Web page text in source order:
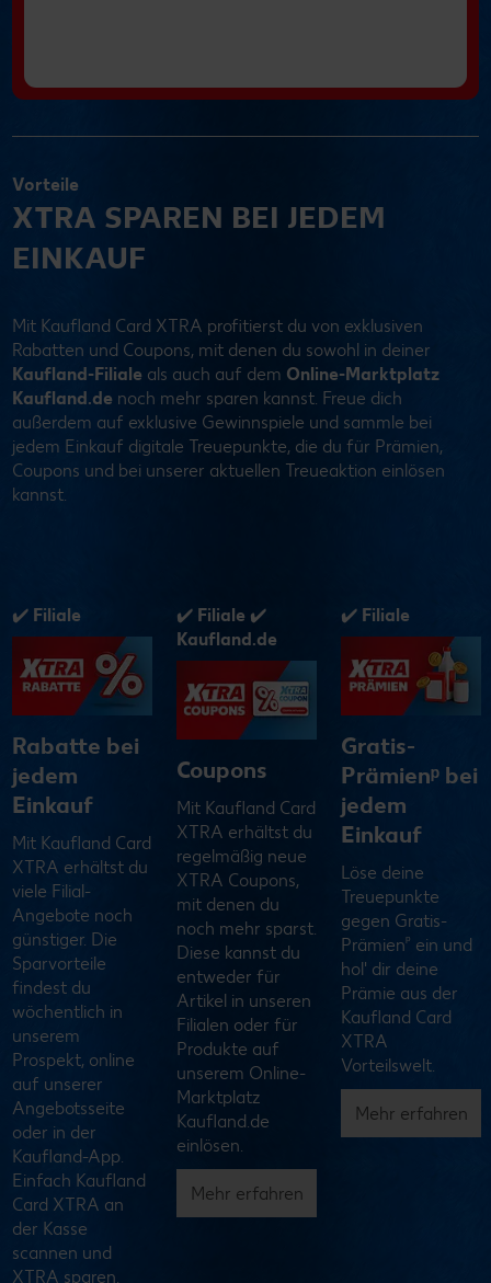
Vorteile
XTRA SPAREN BEI JEDEM
EINKAUF
Mit Kaufland Card XTRA profitierst du von exklusiven
Rabatten und Coupons, mit denen du sowohl in deiner
Kaufland-Filiale als auch auf dem Online-Marktplatz
Kaufland.de noch mehr sparen kannst. Freue dich
außerdem auf exklusive Gewinnspiele und sammle bei
jedem Einkauf digitale Treuepunkte, die du für Prämien,
Coupons und bei unserer aktuellen Treueaktion einlösen
kannst.
✓ Filiale
Gratis-
Prämienᵖ bei
jedem
Einkauf
Löse deine
Treuepunkte
gegen Gratis-
Prämienᵖein und
hol' dir deine
Prämie aus der
Kaufland Card
XTRA
Vorteilswelt.
Mehr erfahren
✓ Filiale ✓
Kaufland.de
Treuepunkte
bei jedem
Einkauf
Mit Kaufland Card
XTRA sammelst
du für jeden Euro
einen
Treuepunkt1 ! Löse
deine
Treuepunkte für
XTRA Prämien,
Coupons,
Partnervorteile
oder unsere
aktuelle
Treueaktion ein.
Jetzt
Treuepunkte
einlösen
✓ Filiale ✓
Kaufland.de
Hol' dir
XTRA
Gewinne
Mit Kaufland Card
XTRA steigen mit
jedem Einkauf
deine Chancen,
bei unserem
monatlichen
Gewinnspiel zu
gewinnen. Zudem
warten
regelmäßig
weitere XTRA
Gewinnspiele auf